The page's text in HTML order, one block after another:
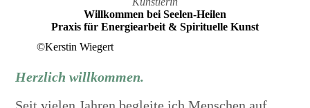
Willkommen bei Seelen-Heilen
Praxis für Energiearbeit & Spirituelle Kunst
©Kerstin Wiegert
Herzlich willkommen.